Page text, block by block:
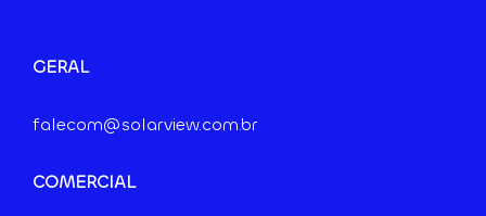
GERAL
falecom@solarview.com.br
COMERCIAL